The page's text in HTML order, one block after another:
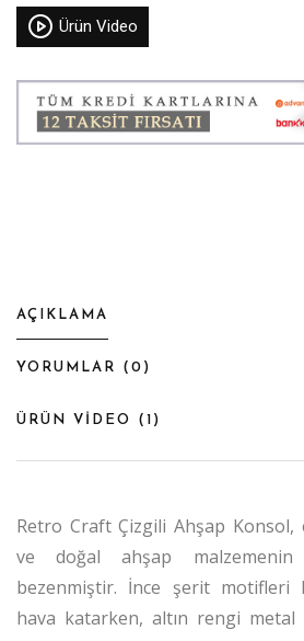
Ürün Video
AÇIKLAMA
YORUMLAR ( 0 )
ÜRÜN VİDEO ( 1 )
Retro Craft Çizgili Ahşap Konsol,
ve doğal ahşap malzemenin
bezenmiştir. İnce şerit
hava katarken, altın rengi metal